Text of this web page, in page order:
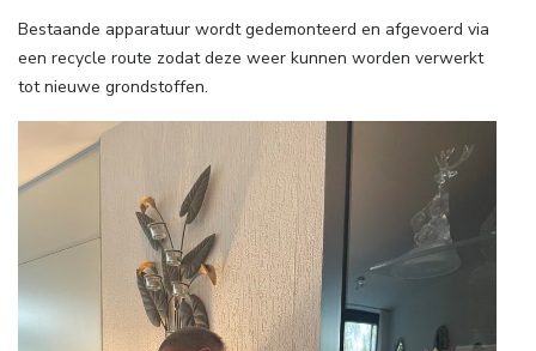
Bestaande apparatuur wordt gedemonteerd en afgevoerd via
een recycle route zodat deze weer kunnen worden verwerkt
tot nieuwe grondstoffen.